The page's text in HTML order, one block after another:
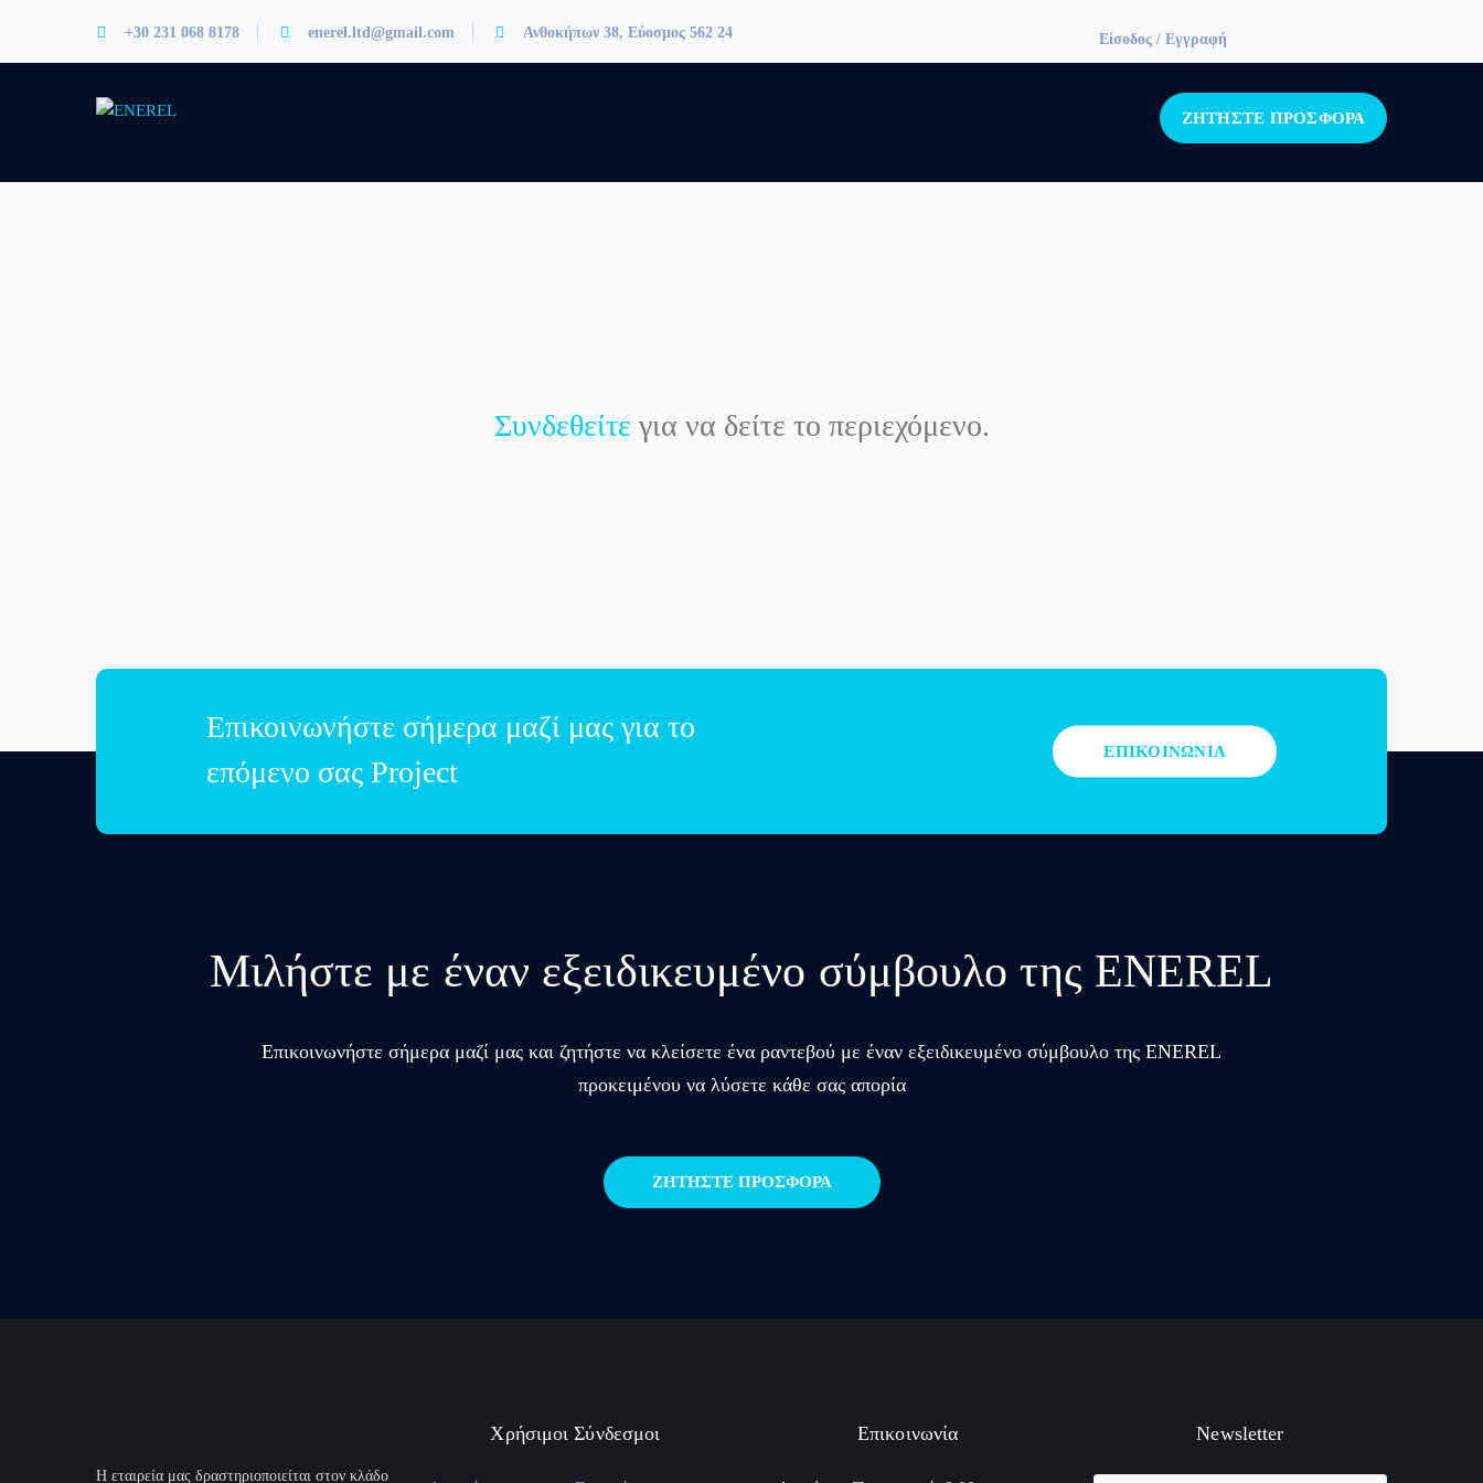
+30 231 068 8178 enerel.ltd@gmail.com Ανθοκήπων 38, Εύοσμος 562 24 Είσοδος / Εγγραφή
ΖΗΤΗΣΤΕ ΠΡΟΣΦΟΡΑ
Συνδεθείτε για να δείτε το περιεχόμενο.
Επικοινωνήστε σήμερα μαζί μας για το
επόμενο σας Project
ΕΠΙΚΟΙΝΩΝΙΑ
Μιλήστε με έναν εξειδικευμένο σύμβουλο της ENEREL
Επικοινωνήστε σήμερα μαζί μας και ζητήστε να κλείσετε ένα ραντεβού με έναν εξειδικευμένο σύμβουλο της ENEREL
προκειμένου να λύσετε κάθε σας απορία
ΖΗΤΗΣΤΕ ΠΡΟΣΦΟΡΑ
H εταιρεία μας δραστηριοποιείται στον κλάδο
Χρήσιμοι Σύνδεσμοι Επικοινωνία Newsletter